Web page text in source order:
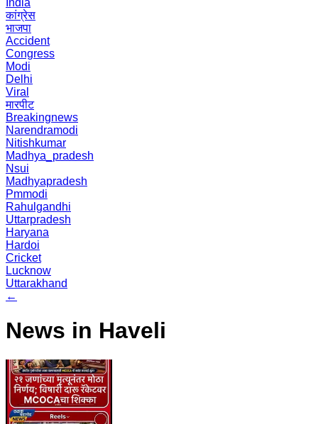
India
कांग्रेस
भाजपा
Accident
Congress
Modi
Delhi
Viral
मारपीट
Breakingnews
Narendramodi
Nitishkumar
Madhya_pradesh
Nsui
Madhyapradesh
Pmmodi
Rahulgandhi
Uttarpradesh
Haryana
Hardoi
Cricket
Lucknow
Uttarakhand
←
News in Haveli